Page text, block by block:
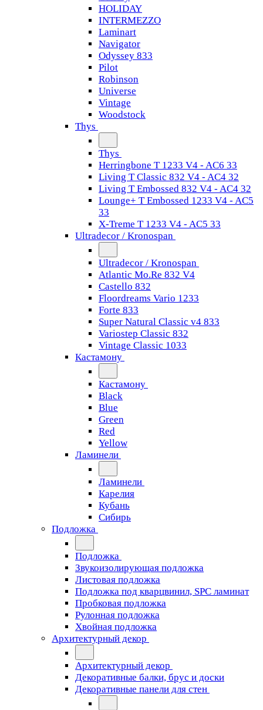
HOLIDAY
INTERMEZZO
Laminart
Navigator
Odyssey 833
Pilot
Robinson
Universe
Vintage
Woodstock
Thys
Thys
Herringbone T 1233 V4 - AC6 33
Living T Classic 832 V4 - AC4 32
Living T Embossed 832 V4 - AC4 32
Lounge+ T Embossed 1233 V4 - AC5
33
X-Treme T 1233 V4 - AC5 33
Ultradecor / Kronospan
Ultradecor / Kronospan
Atlantic Mo.Re 832 V4
Castello 832
Floordreams Vario 1233
Forte 833
Super Natural Classic v4 833
Variostep Classic 832
Vintage Classic 1033
Кастамону
Кастамону
Black
Blue
Green
Red
Yellow
Ламинели
Ламинели
Карелия
Кубань
Сибирь
Подложка
Подложка
Звукоизолирующая подложка
Листовая подложка
Подложка под кварцвинил, SPC ламинат
Пробковая подложка
Рулонная подложка
Хвойная подложка
Архитектурный декор
Архитектурный декор
Декоративные балки, брус и доски
Декоративные панели для стен